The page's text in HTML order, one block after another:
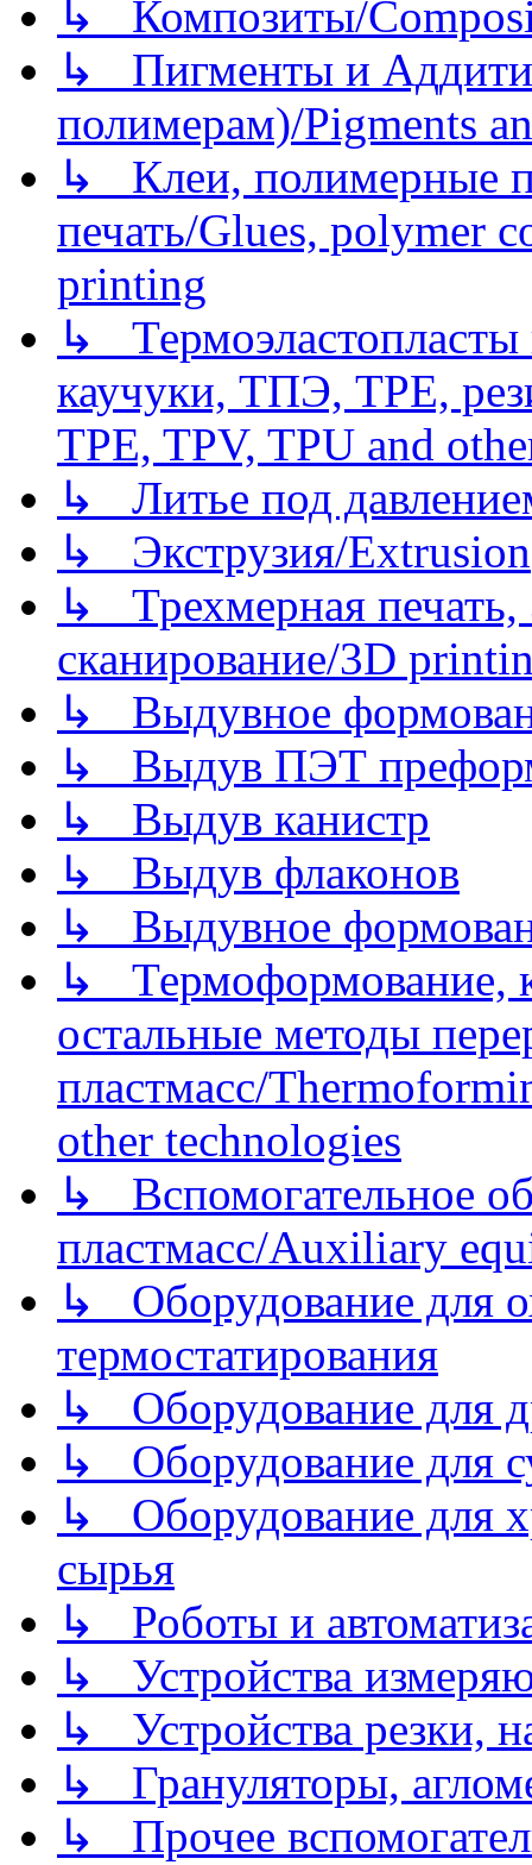
↳ Композиты/
↳ Пигменты и
полимерам)/Pigments
↳ Клеи, полимерные
печать/Glues, polymer
printing
↳
каучуки, ТПЭ, TPE,
TPE, TPV, TPU and
↳ Литье под
↳ Экструзия/Extrusion
↳ Трехмерная
сканирование/3D
↳ Выдувное
↳ Выдув ПЭТ
↳ Выдув канистр
↳ Выдув флаконов
↳ Выдувное
↳ Термоформование,
остальные методы
пластмасс/
other technologies
↳ Вспомогательное
пластмасс/Auxiliary
↳ Оборудование для
термостатирования
↳ Оборудование для
↳ Оборудование для
↳ Оборудование для
сырья
↳ Роботы и
↳ Устройства
↳ Устройства резки,
↳ Грануляторы,
↳ Прочее